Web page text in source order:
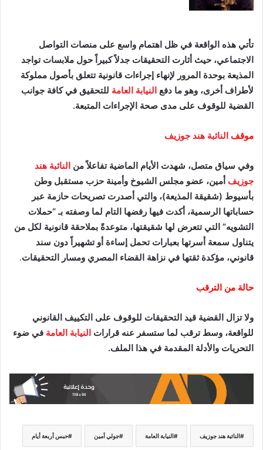
تأتي هذه الواقعة في ظل اهتمام واسع على منصات التواصل
الاجتماعي، حيث أثارت التحقيقات جدلاً كبيراً حول ملابسات تواجد
المذيعة بوحدة المرور لإنهاء إجراءات قانونية تتعلق بأصول مملوكة
لأطراف أخرى، وهو ما دفع النيابة العامة للتحقيق في كافة جوانب
القضية للوقوف على مدى صحة الإجراءات المتبعة.
موقف النائبة هند جوزيف
وفي سياق متصل، شهدت الأيام الماضية تفاعلاً من النائبة هند
جوزيف أمين، عضو مجلس الشيوخ وأمينة حزب مستقبل وطن
بأسيوط (شقيقة المذيعة)، والتي أصدرت تصريحات حازمة عبر
حساباتها الرسمية، أكدت فيها رفضها التام لما وصفته بـ “حملات
التشويه” التي تتعرض لها شقيقتها، متوعدةً بملاحقة قانونية لكل من
يتناول سمعة أسرتها بعبارات تحمل إساءة أو تشهيراً دون سند
قانوني، مؤكدة ثقتها في نزاهة القضاء المصري ومسار التحقيقات.
حالة من الترقب
ولا تزال القضية قيد التحقيقات للوقوف على التكييف القانوني
للواقعة، وسط ترقب لما ستسفر عنه قرارات النيابة العامة في ضوء
التحريات والأدلة المقدمة في هذا الملف.
النائبة هند جوزيف النيابة العامة جولي أمين حبس أربعة أيام